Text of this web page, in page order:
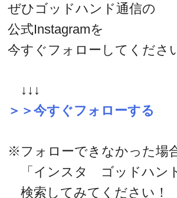
ぜひゴッドハンド通信の
公式Instagramを
今すぐフォローしてくださ
↓↓↓
＞＞今すぐフォローする
※フォローできなかった場
「インスタ ゴッドハン
検索してみてください！